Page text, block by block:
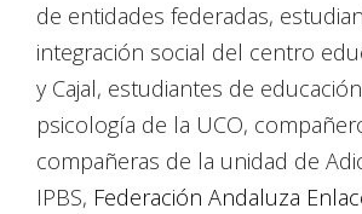
de entidades federadas,
integración social del centro
y Cajal, estudiantes de
psicología de la UCO,
compañeras de la unidad de
IPBS, Federación Andaluza